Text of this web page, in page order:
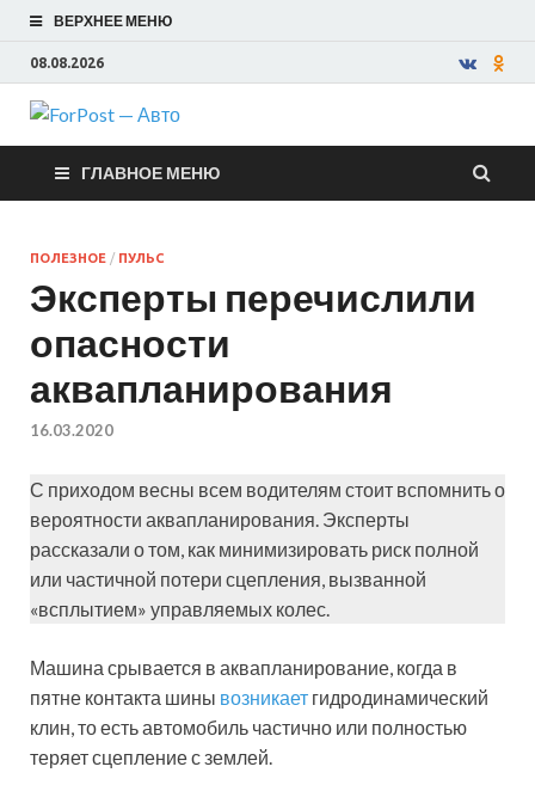
ВЕРХНЕЕ МЕНЮ
08.08.2026
ForPost —
Авто
ГЛАВНОЕ МЕНЮ
ПОЛЕЗНОЕ / ПУЛЬС
Эксперты перечислили
опасности
аквапланирования
16.03.2020
С приходом весны всем водителям стоит вспомнить о
вероятности аквапланирования. Эксперты
рассказали о том, как минимизировать риск полной
или частичной потери сцепления, вызванной
«всплытием» управляемых колес.
Машина срывается в аквапланирование, когда в
пятне контакта шины возникает гидродинамический
клин, то есть автомобиль частично или полностью
теряет сцепление с землей.